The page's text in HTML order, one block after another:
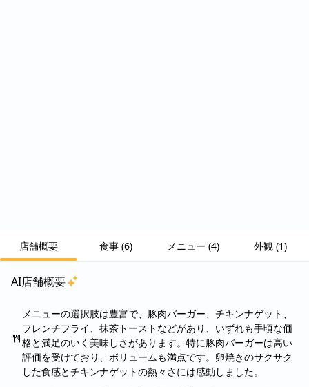
店舗概要 食事 (6) メニュー (4) 外観 (1)
AI店舗概要
メニューの選択肢は豊富で、豚肉バーガー、チキンナゲット、
フレンチフライ、抹茶トーストなどがあり、いずれも手頃な価
格と満足のいく美味しさがあります。特に豚肉バーガーは高い
評価を受けており、ボリュームも満点です。卵焼きのサクサク
した食感とチキンナゲットの熱々さには感動しました。